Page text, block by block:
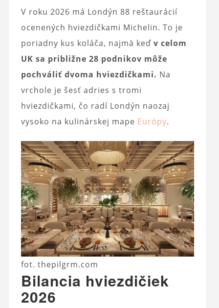
V roku 2026 má Londýn 88 reštaurácií
ocenených hviezdičkami Michelin. To je
poriadny kus koláča, najmä keď v celom
UK sa približne 28 podnikov môže
pochváliť dvoma hviezdičkami. Na
vrchole je šesť adries s tromi
hviezdičkami, čo radí Londýn naozaj
vysoko na kulinárskej mape Európy.
fot. thepilgrm.com
Bilancia hviezdičiek
2026